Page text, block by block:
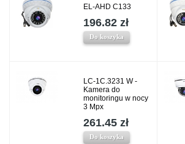
EL-AHD C133
196.82 zł
Do koszyka
LC-1C.3231 W -
Kamera do
monitoringu w nocy
3 Mpx
261.45 zł
Do koszyka